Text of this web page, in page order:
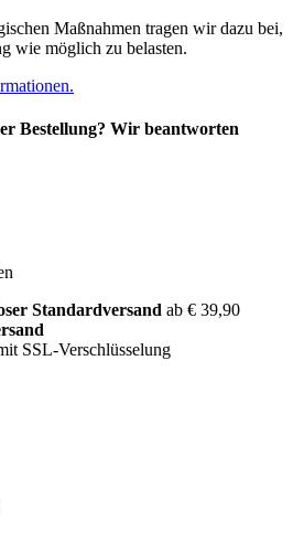
Maßnahmen tragen wir dazu bei,
wie möglich zu belasten.
Bestellung? Wir beantworten
Standardversand ab € 39,90
SSL-Verschlüsselung